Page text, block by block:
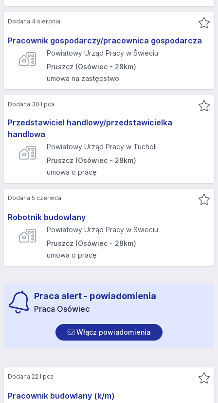
Pracownik gospodarczy/pracownica gospodarcza
Powiatowy Urząd Pracy w Świeciu
Pruszcz (Osówiec - 28km)
umowa na zastępstwo
Dodana 4 sierpnia
Przedstawiciel handlowy/przedstawicielka
handlowa
Powiatowy Urząd Pracy w Tucholi
Pruszcz (Osówiec - 28km)
umowa o pracę
Dodana 30 lipca
Robotnik budowlany
Powiatowy Urząd Pracy w Świeciu
Pruszcz (Osówiec - 28km)
umowa o pracę
Dodana 5 czerwca
Praca alert - powiadomienia
Praca Osówiec
Włącz powiadomienia
Pracownik budowlany (k/m)
Dodana 22 lipca